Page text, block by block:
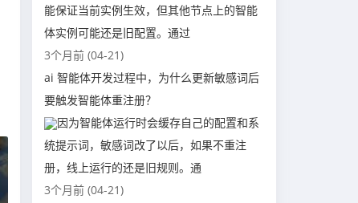
能保证当前实例生效，但其他节点上的智能
体实例可能还是旧配置。通过
3个月前 (04-21)
ai 智能体开发过程中，为什么更新敏感词后
要触发智能体重注册？
因为智能体运行时会缓存自己的配置和系
统提示词，敏感词改了以后，如果不重注
册，线上运行的还是旧规则。通
3个月前 (04-21)